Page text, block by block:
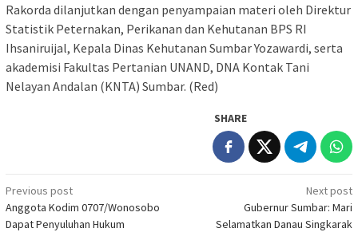
Rakorda dilanjutkan dengan penyampaian materi oleh Direktur
Statistik Peternakan, Perikanan dan Kehutanan BPS RI
Ihsaniruijal, Kepala Dinas Kehutanan Sumbar Yozawardi, serta
akademisi Fakultas Pertanian UNAND, DNA Kontak Tani
Nelayan Andalan (KNTA) Sumbar. (Red)
SHARE
Post
navigation
Previous post
Anggota Kodim 0707/Wonosobo
Dapat Penyuluhan Hukum
Next post
Gubernur Sumbar: Mari
Selamatkan Danau Singkarak